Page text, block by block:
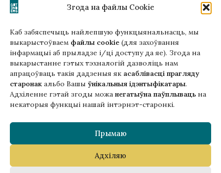
Згода на файлы Cookie
Каб забяспечыць найлепшую функцыянальнасць, мы
выкарыстоўваем файлы cookie (для захоўвання
інфармацыі аб прыладзе і/ці доступу да яе). Згода на
выкарыстанне гэтых тэхналогій дазволіць нам
апрацоўваць такія дадзеныя як асаблівасці прагляду
старонак альбо Вашы ўнікальныя ідэнтыфікатары.
Адхіленне гэтай згоды можа негатыўна паўплываць на
некаторыя функцыі нашай інтэрнэт-старонкі.
Прымаю
Адхіляю
Гэтая версія сайта створана
ў рамках праекта ArtPower
з падтрымкай Еўрапейскага Саюзу
Напісаць нам!
Copyright © 2025 Gutenberg Publisher Sp. z o.o.